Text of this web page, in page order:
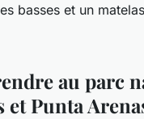
basses et un
au parc
et Punta